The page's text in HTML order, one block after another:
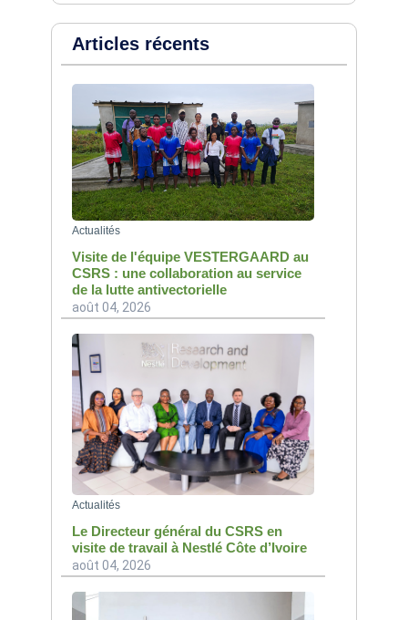
Articles récents
Actualités
Visite de l'équipe VESTERGAARD au
CSRS : une collaboration au service
de la lutte antivectorielle
août 04, 2026
Actualités
Le Directeur général du CSRS en
visite de travail à Nestlé Côte d’Ivoire
août 04, 2026